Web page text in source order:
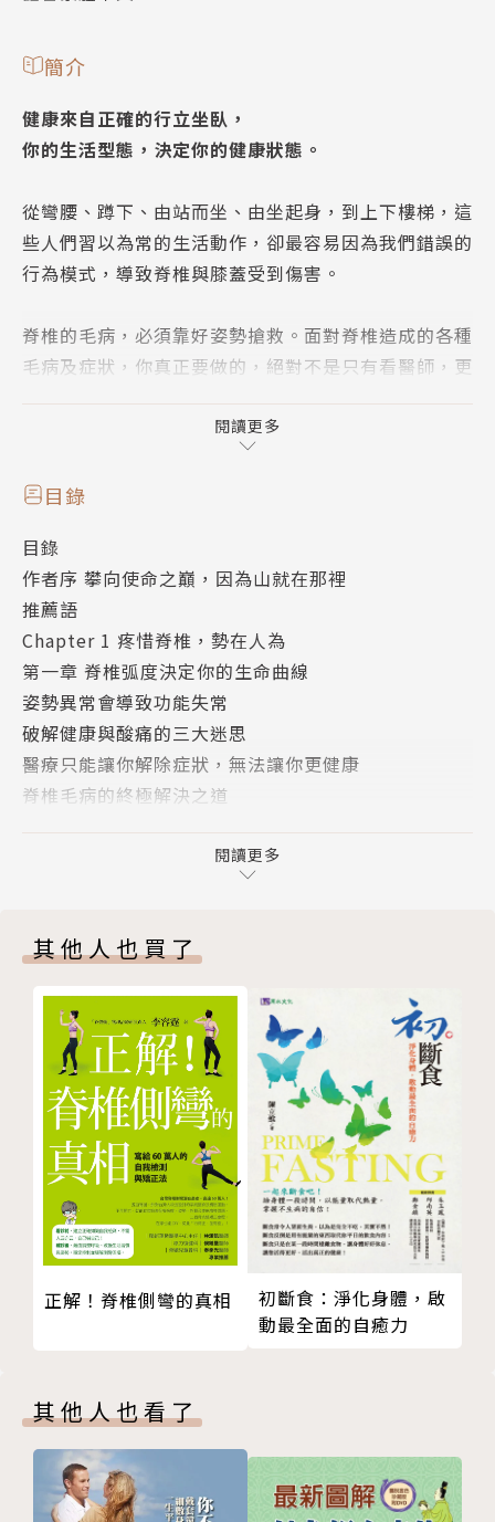
簡介
健康來自正確的行立坐臥，
你的生活型態，決定你的健康狀態。
從彎腰、蹲下、由站而坐、由坐起身，到上下樓梯，這
些人們習以為常的生活動作，卻最容易因為我們錯誤的
行為模式，導致脊椎與膝蓋受到傷害。
脊椎的毛病，必須靠好姿勢搶救。面對脊椎造成的各種
毛病及症狀，你真正要做的，絕對不是只有看醫師，更
以及進行功能訓練，才能不只擁有健康，更能創造健
告訴你：祛酸止痛必知的正脊觀念 ╳ 4種生活基本姿
勢的自我檢測法 ╳ 13種最被輕忽的日常動作練習。只
要扭轉日常生活中立行坐臥的「劣勢」，改「斜」歸
正，就能找回健康。
最實用的正脊知識，徹底終結長期困擾你的腰酸背痛
強化脊椎的健康觀念。
包括：破解健康與酸痛的迷思、脊椎毛病可以不開刀
錯誤的走路姿勢引起、如何因應自己習慣的睡姿選擇適
生活中正確姿勢的練習。
包括：洗臉的彎腰姿勢、如何搬重物或拖地才不傷腰、
如何上下樓梯才不傷膝蓋…等。
互動式演練教學。
由作者親自拍攝影片，讀者掃瞄書上的QRCode，即可
線上重複觀看與演練。
21天戒除不良姿勢的自我學習確認表
包括：23項不良姿勢的自我覺察、17項學習重點查
作者簡介
鄭雲龍
閱讀更多
目錄
目錄
作者序 攀向使命之巔，因為山就在那裡
推薦語
Chapter 1 疼惜脊椎，勢在人為
第一章 脊椎弧度決定你的生命曲線
姿勢異常會導致功能失常
破解健康與酸痛的三大迷思
醫療只能讓你解除症狀，無法讓你更健康
脊椎毛病的終極解決之道
筋膜塑型，讓身體穿對緊身衣
第三章 脊椎毛病可以不開刀嗎？
什麼情況應該開刀？
脊椎出毛病，始於椎間盤磨損
把握黃金時間，創造脊椎生機
第四章 自己的脊椎自己救
只要每天投資15分鐘，就不用花43萬治病
啟動覺察力，讓身體動起來
設定信念，就能心想「勢」成
學員心得分享
Chapter 2 立行坐臥，勢必如此
第五章 頂天立地，立如松
站直站好，讓肌肉負起支撐身體責任
互推演練與壓手測試的站姿檢測法
第六章 舉步輕靈，行如風
改變走路的姿勢，就能改善肩頸腰背疼痛
走姿覺察的四種練習
閱讀更多
其他人也買了
正解！脊椎側彎的真相
初斷食：淨化身體，啟
動最全面的自癒力
其他人也看了